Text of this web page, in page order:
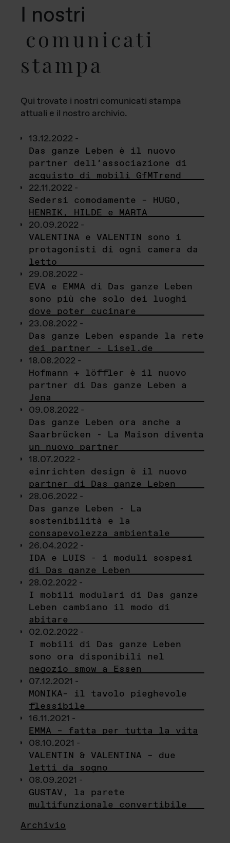
I nostri
comunicati
stampa
Qui trovate i nostri comunicati stampa
attuali e il nostro archivio.
13.12.2022 -
Das ganze Leben è il nuovo
partner dell’associazione di
acquisto di mobili GfMTrend
22.11.2022 -
Sedersi comodamente – HUGO,
HENRIK, HILDE e MARTA
20.09.2022 -
VALENTINA e VALENTIN sono i
protagonisti di ogni camera da
letto
29.08.2022 -
EVA e EMMA di Das ganze Leben
sono più che solo dei luoghi
dove poter cucinare
23.08.2022 -
Das ganze Leben espande la rete
dei partner - Lisel.de
18.08.2022 -
Hofmann + löffler è il nuovo
partner di Das ganze Leben a
Jena
09.08.2022 -
Das ganze Leben ora anche a
Saarbrücken - La Maison diventa
un nuovo partner
18.07.2022 -
einrichten design è il nuovo
partner di Das ganze Leben
28.06.2022 -
Das ganze Leben - La
sostenibilità e la
consapevolezza ambientale
26.04.2022 -
IDA e LUIS - i moduli sospesi
di Das ganze Leben
28.02.2022 -
I mobili modulari di Das ganze
Leben cambiano il modo di
abitare
02.02.2022 -
I mobili di Das ganze Leben
sono ora disponibili nel
negozio smow a Essen
07.12.2021 -
MONIKA– il tavolo pieghevole
flessibile
16.11.2021 -
EMMA – fatta per tutta la vita
08.10.2021 -
VALENTIN & VALENTINA – due
letti da sogno
08.09.2021 -
GUSTAV, la parete
multifunzionale convertibile
Archivio